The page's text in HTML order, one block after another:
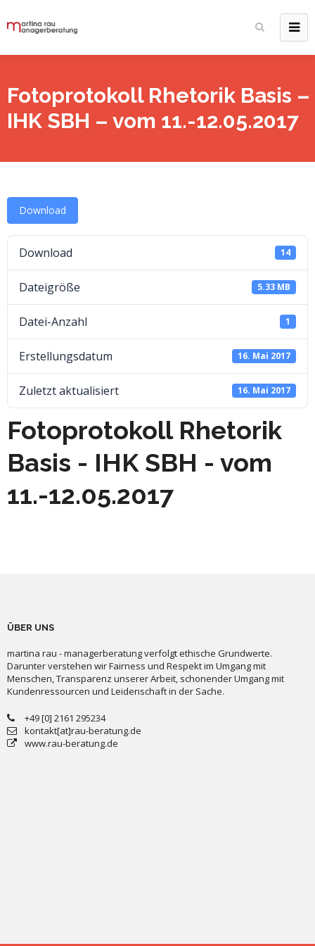
Fotoprotokoll Rhetorik Basis –
IHK SBH – vom 11.-12.05.2017
Download
Download 14
Dateigröße 5.33 MB
Datei-Anzahl 1
Erstellungsdatum 16. Mai 2017
Zuletzt aktualisiert 16. Mai 2017
Fotoprotokoll Rhetorik
Basis - IHK SBH - vom
11.-12.05.2017
ÜBER UNS
martina rau - managerberatung verfolgt ethische Grundwerte.
Darunter verstehen wir Fairness und Respekt im Umgang mit
Menschen, Transparenz unserer Arbeit, schonender Umgang mit
Kundenressourcen und Leidenschaft in der Sache.
+49 [0] 2161 295234
kontakt[at]rau-beratung.de
www.rau-beratung.de